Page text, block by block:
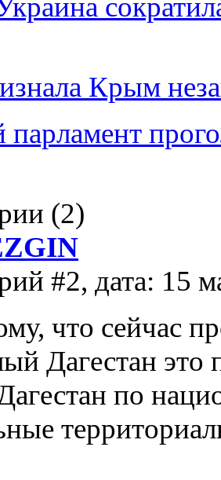
Крым
(2)
#2, дата: 15
что сейчас
Дагестан это
по